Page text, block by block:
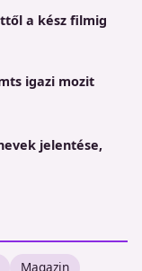
a kész filmig
igazi mozit
jelentése,
Magazin